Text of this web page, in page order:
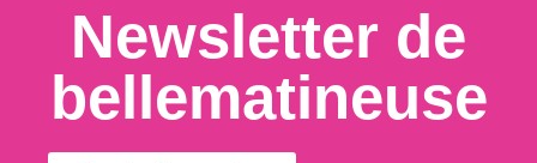
Newsletter de
bellematineuse